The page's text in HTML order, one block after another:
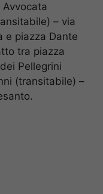
– via
e piazza Dante
tra piazza
Pellegrini
(transitabile) –